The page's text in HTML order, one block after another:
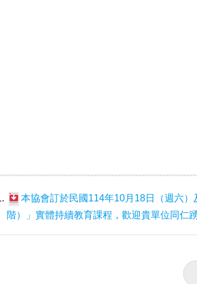
本協會訂於民國114年10月18日（週六
階）」實體持續教育課程，歡迎貴單位同仁